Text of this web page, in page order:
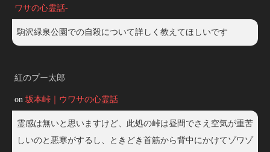
ワサの心霊話-
駒沢緑泉公園での自殺について詳しく教えてほしいです
紅のプー太郎
on 坂本峠｜ウワサの心霊話
霊感は無いと思いますけど、此処の峠は昼間でさえ空気が重苦
しいのと悪寒がするし、ときどき首筋から背中にかけてゾワゾ